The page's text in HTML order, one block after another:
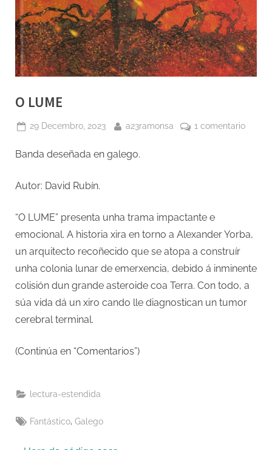
O LUME
Posted
29 Decembro, 2023 By
a23ramonsa 1 comentarioen
Banda deseñada en galego.
Autor: David Rubín.
“O LUME” presenta unha trama impactante e
emocional. A historia xira en torno a Alexander Yorba,
un arquitecto recoñecido que se atopa a construír
unha colonia lunar de emerxencia, debido á inminente
colisión dun grande asteroide coa Terra. Con todo, a
súa vida dá un xiro cando lle diagnostican un tumor
cerebral terminal.
(Continúa en “Comentarios”)
lectura-estendida
Tags:
Fantástico ,Galego